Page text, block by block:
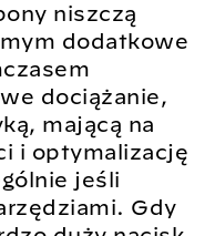
niszczą
dodatkowe
dociążanie,
mającą na
i optymalizację
jeśli
Gdy